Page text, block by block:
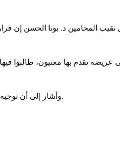
وأشار إلى أن توجيه رسالة أداء اليمين، في حال صدور الاعتماد عن المحكمة العليا، يُعد إجراء شكليا لا يؤثر على حجية القرار القضائي.